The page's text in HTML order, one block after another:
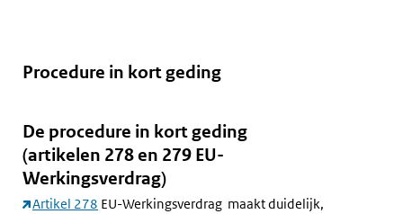
Procedure in kort geding
De procedure in kort geding
(artikelen 278 en 279 EU-
Werkingsverdrag)
Artikel 278 EU-Werkingsverdrag maakt duidelijk,